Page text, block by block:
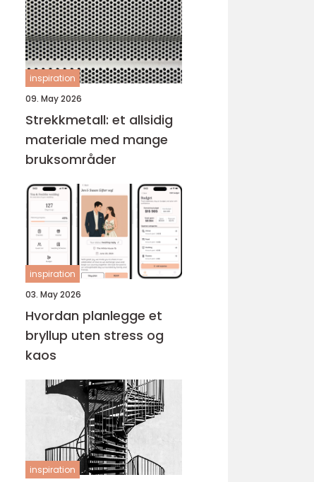
inspiration
09. May 2026
Strekkmetall: et allsidig
materiale med mange
bruksområder
inspiration
03. May 2026
Hvordan planlegge et
bryllup uten stress og
kaos
inspiration